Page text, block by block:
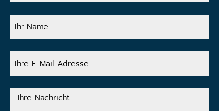
Ihr
Name
Ihre
E-
Adresse
Ihre
Nachricht